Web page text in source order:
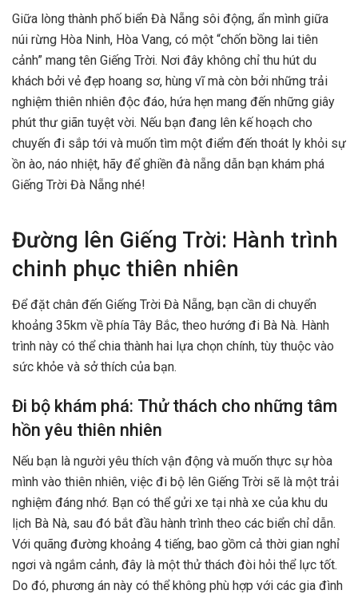
Giữa lòng thành phố biển Đà Nẵng sôi động, ẩn mình giữa
núi rừng Hòa Ninh, Hòa Vang, có một “chốn bồng lai tiên
cảnh” mang tên Giếng Trời. Nơi đây không chỉ thu hút du
khách bởi vẻ đẹp hoang sơ, hùng vĩ mà còn bởi những trải
nghiệm thiên nhiên độc đáo, hứa hẹn mang đến những giây
phút thư giãn tuyệt vời. Nếu bạn đang lên kế hoạch cho
chuyến đi sắp tới và muốn tìm một điểm đến thoát ly khỏi sự
ồn ào, náo nhiệt, hãy để ghiền đà nẵng dẫn bạn khám phá
Giếng Trời Đà Nẵng nhé!
Đường lên Giếng Trời: Hành trình
chinh phục thiên nhiên
Để đặt chân đến Giếng Trời Đà Nẵng, bạn cần di chuyển
khoảng 35km về phía Tây Bắc, theo hướng đi Bà Nà. Hành
trình này có thể chia thành hai lựa chọn chính, tùy thuộc vào
sức khỏe và sở thích của bạn.
Đi bộ khám phá: Thử thách cho những tâm
hồn yêu thiên nhiên
Nếu bạn là người yêu thích vận động và muốn thực sự hòa
mình vào thiên nhiên, việc đi bộ lên Giếng Trời sẽ là một trải
nghiệm đáng nhớ. Bạn có thể gửi xe tại nhà xe của khu du
lịch Bà Nà, sau đó bắt đầu hành trình theo các biển chỉ dẫn.
Với quãng đường khoảng 4 tiếng, bao gồm cả thời gian nghỉ
ngơi và ngắm cảnh, đây là một thử thách đòi hỏi thể lực tốt.
Do đó, phương án này có thể không phù hợp với các gia đình